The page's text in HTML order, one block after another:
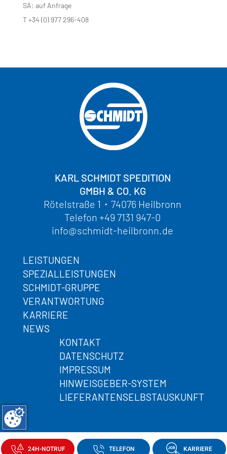
SA: auf Anfrage
T +34 (0) 977 296-408
24H-NOTRUF TELEFON KARRIERE
KARL SCHMIDT SPEDITION
GMBH & CO. KG
Rötelstraße 1 ・74076 Heilbronn
Telefon+49 7131 947-0
info@schmidt-heilbronn.de
LEISTUNGEN
SPEZIALLEISTUNGEN
SCHMIDT-GRUPPE
VERANTWORTUNG
KARRIERE
NEWS
KONTAKT
DATENSCHUTZ
IMPRESSUM
HINWEISGEBER-SYSTEM
LIEFERANTENSELBSTAUSKUNFT